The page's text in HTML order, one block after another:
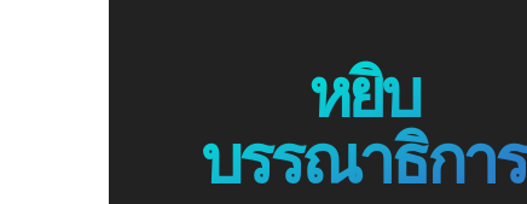
หยิบ
บรรณาธิการ